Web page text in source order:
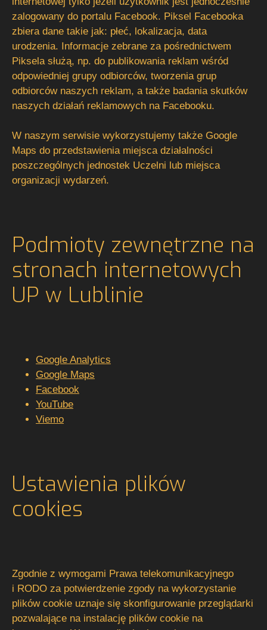
zalogowany do portalu Facebook. Piksel Facebooka
zbiera dane takie jak: płeć, lokalizacja, data
urodzenia. Informacje zebrane za pośrednictwem
Piksela służą, np. do publikowania reklam wśród
odpowiedniej grupy odbiorców, tworzenia grup
odbiorców naszych reklam, a także badania skutków
naszych działań reklamowych na Facebooku.
W naszym serwisie wykorzystujemy także Google
Maps do przedstawienia miejsca działalności
poszczególnych jednostek Uczelni lub miejsca
organizacji wydarzeń.
Podmioty zewnętrzne na
stronach internetowych
UP w Lublinie
Google Analytics
Google Maps
Facebook
YouTube
Viemo
Ustawienia plików
cookies
Zgodnie z wymogami Prawa telekomunikacyjnego
i RODO za potwierdzenie zgody na wykorzystanie
plików cookie uznaje się skonfigurowanie przeglądarki
pozwalające na instalację plików cookie na